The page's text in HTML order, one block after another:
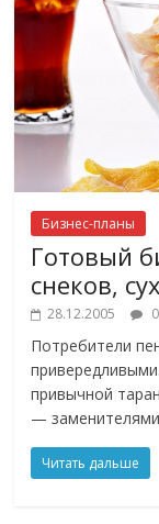
Бизнес-планы
Готовый
снеков,
28.12.2005
Потребители
привычной
— заменителями
Читать дальше